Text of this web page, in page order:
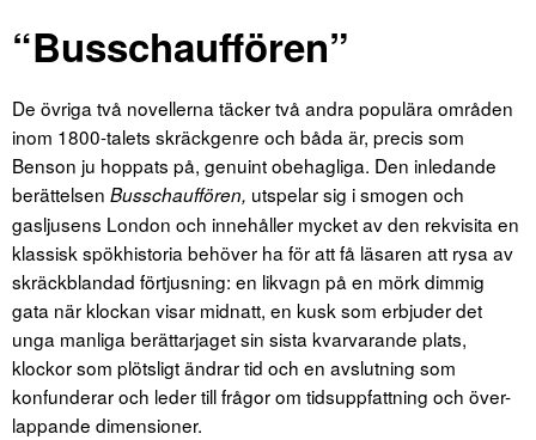
“Busschauffören”
De övriga två novellerna täcker två andra populära områden
inom 1800-talets skräckgenre och båda är, precis som
Benson ju hoppats på, genuint obehagliga. Den inledande
berättelsen Busschauffören, utspelar sig i smogen och
gasljusens London och innehåller mycket av den rekvisita en
klassisk spökhistoria behöver ha för att få läsaren att rysa av
skräckblandad förtjusning: en likvagn på en mörk dimmig
gata när klockan visar midnatt, en kusk som erbjuder det
unga manliga berättarjaget sin sista kvarvarande plats,
klockor som plötsligt ändrar tid och en avslutning som
konfunderar och leder till frågor om tidsuppfattning och över-
lappande dimensioner.